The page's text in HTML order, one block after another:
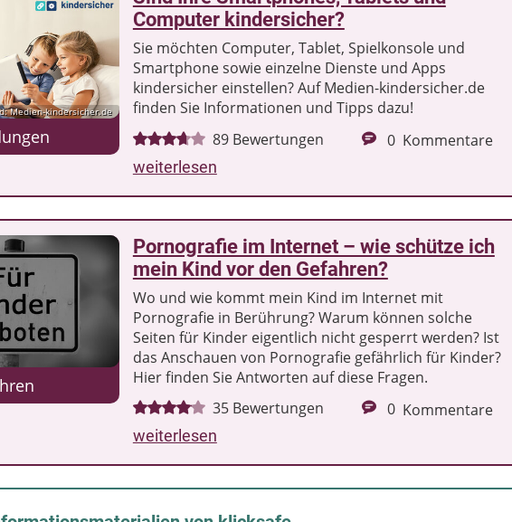
Medien-kindersicher.de
Computer kindersicher?
Sie möchten Computer, Tablet, Spielkonsole und
Smartphone sowie einzelne Dienste und Apps
kindersicher einstellen? Auf Medien-kindersicher.de
finden Sie Informationen und Tipps dazu!
89 Bewertungen 0 Kommentare
weiterlesen
Pornografie im Internet – wie schütze ich
mein Kind vor den Gefahren?
Wo und wie kommt mein Kind im Internet mit
Pornografie in Berührung? Warum können solche
Seiten für Kinder eigentlich nicht gesperrt werden? Ist
das Anschauen von Pornografie gefährlich für Kinder?
Hier finden Sie Antworten auf diese Fragen.
35 Bewertungen 0 Kommentare
weiterlesen